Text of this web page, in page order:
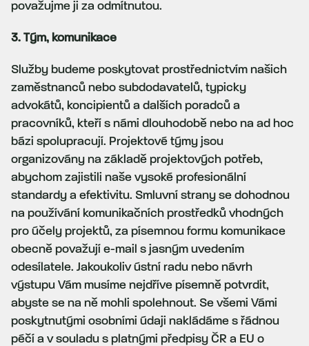
považujme ji za odmítnutou.
3. Tým, komunikace
Služby budeme poskytovat prostřednictvím našich
zaměstnanců nebo subdodavatelů, typicky
advokátů, koncipientů a dalších poradců a
pracovníků, kteří s námi dlouhodobě nebo na ad hoc
bázi spolupracují. Projektové týmy jsou
organizovány na základě projektových potřeb,
abychom zajistili naše vysoké profesionální
standardy a efektivitu. Smluvní strany se dohodnou
na používání komunikačních prostředků vhodných
pro účely projektů, za písemnou formu komunikace
obecně považují e-mail s jasným uvedením
odesílatele. Jakoukoliv ústní radu nebo návrh
výstupu Vám musíme nejdříve písemně potvrdit,
abyste se na ně mohli spolehnout. Se všemi Vámi
poskytnutými osobními údaji nakládáme s řádnou
péčí a v souladu s platnými předpisy ČR a EU o